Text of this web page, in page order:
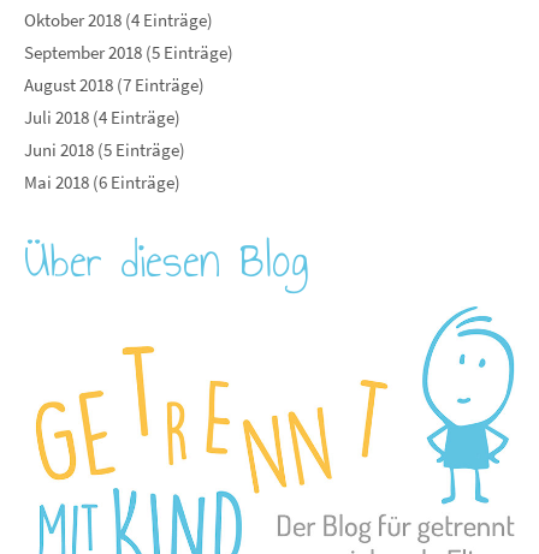
Oktober 2018 (4 Einträge)
September 2018 (5 Einträge)
August 2018 (7 Einträge)
Juli 2018 (4 Einträge)
Juni 2018 (5 Einträge)
Mai 2018 (6 Einträge)
Über diesen Blog